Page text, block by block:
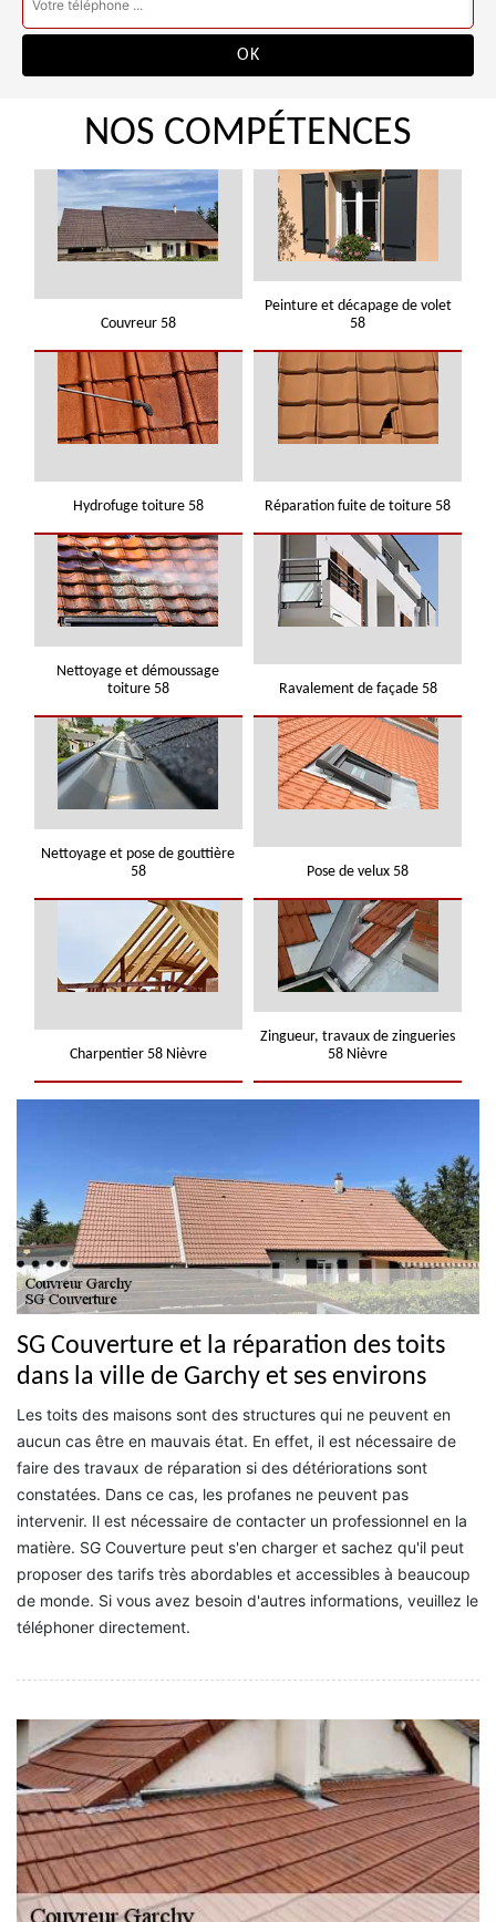
NOS COMPÉTENCES
Couvreur 58
Peinture et décapage de volet
58
Hydrofuge toiture 58 Réparation fuite de toiture 58
Nettoyage et démoussage
toiture 58
Ravalement de façade 58
Nettoyage et pose de gouttière
58
Pose de velux 58
Charpentier 58 Nièvre
Zingueur, travaux de zingueries
58 Nièvre
SG Couverture et la réparation des toits
dans la ville de Garchy et ses environs
Les toits des maisons sont des structures qui ne peuvent en
aucun cas être en mauvais état. En effet, il est nécessaire de
faire des travaux de réparation si des détériorations sont
constatées. Dans ce cas, les profanes ne peuvent pas
intervenir. Il est nécessaire de contacter un professionnel en la
matière. SG Couverture peut s'en charger et sachez qu'il peut
proposer des tarifs très abordables et accessibles à beaucoup
de monde. Si vous avez besoin d'autres informations, veuillez le
téléphoner directement.